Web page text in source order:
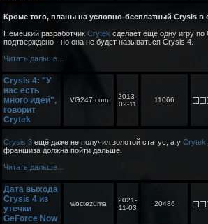
Кроме того, планы на условно-бесплатный Crysis в
Немецкий разработчик Crytek сделает ещё одну игру по
подтверждено - но она не будет называться Crysis 4.
Читать дальше...
Crysis 4: "У
нас есть
много идей",
говорит
Crytek
VG247.com
2013-
02-11
11066
Crysis 3 ещё даже не получил золотой статус, а у Crytek
франшиза должна пойти дальше.
Читать дальше...
Дата выхода
Crysis 4 из
утечки
GeForce Now
woctezuma
2021-
11-03
20486